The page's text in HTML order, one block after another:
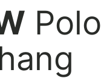
Polo